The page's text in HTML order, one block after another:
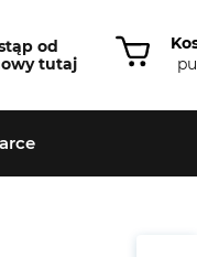
od
tutaj